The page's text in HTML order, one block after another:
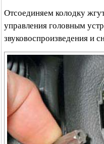
Отсоединяем колодку
управления головным
звуковоспроизведения и